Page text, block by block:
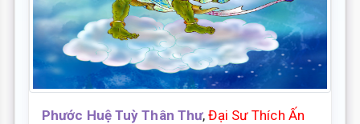
Phước Huệ Tuỳ Thân Thư,Đại Sư Thích Ấn